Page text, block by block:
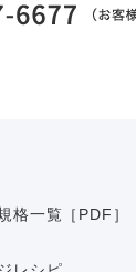
格一覧［PDF］